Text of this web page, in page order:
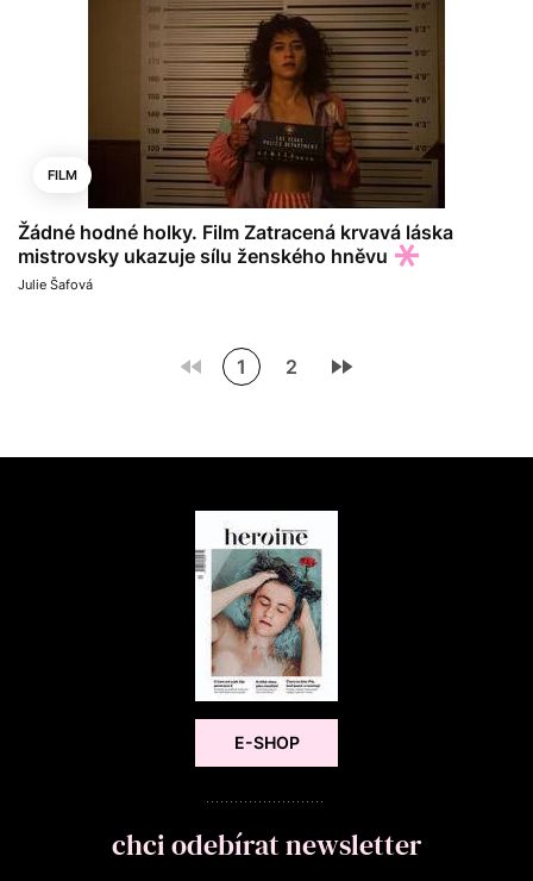
FILM
Žádné hodné holky. Film Zatracená krvavá láska
mistrovsky ukazuje sílu ženského hněvu
Julie Šafová
1 2
E-SHOP
chci odebírat newsletter